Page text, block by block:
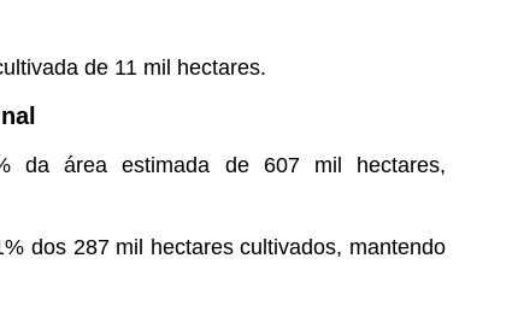
de 11 mil hectares.
da área estimada de 607 mil hectares,
dos 287 mil hectares cultivados, mantendo